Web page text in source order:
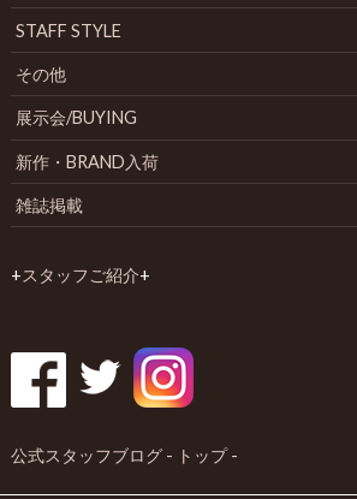
STAFF STYLE
その他
展示会/BUYING
新作・BRAND入荷
雑誌掲載
+スタッフご紹介+
公式スタッフブログ - トップ -